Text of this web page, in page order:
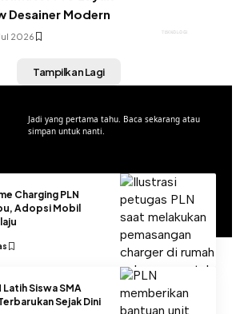
TEKNOLOGI
Desainer Modern
2026
Tampilkan Lagi
Jadi yang pertama tahu. Baca sekarang atau
simpan untuk nanti.
Charging PLN
Adopsi Mobil
Latih Siswa SMA
Sejak Dini